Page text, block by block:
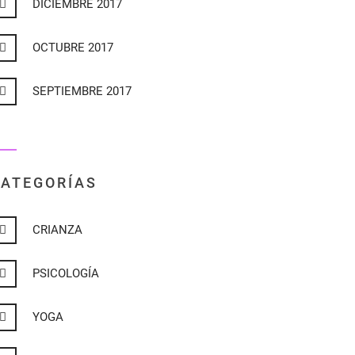
DICIEMBRE 2017
OCTUBRE 2017
SEPTIEMBRE 2017
CRIANZA
PSICOLOGÍA
YOGA